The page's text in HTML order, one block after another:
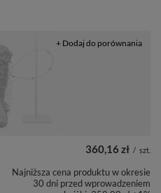
360,16 zł / szt.
Najniższa cena produktu w okresie
30 dni przed wprowadzeniem
+ Dodaj do porównania